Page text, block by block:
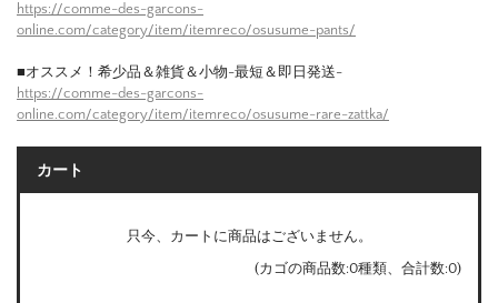
https://comme-des-garcons-
online.com/category/item/itemreco/osusume-pants/
■オススメ！希少品＆雑貨＆小物-最短＆即日発送-
https://comme-des-garcons-
online.com/category/item/itemreco/osusume-rare-zattka/
カート
只今、カートに商品はございません。
(カゴの商品数:0種類、合計数:0)